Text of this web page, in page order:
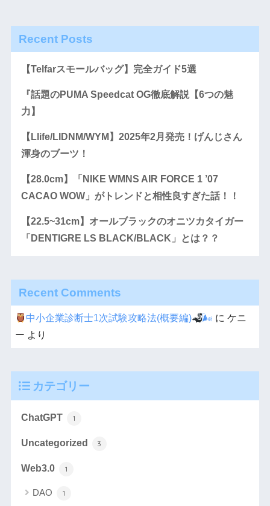
Recent Posts
【Telfarスモールバッグ】完全ガイド5選
『話題のPUMA Speedcat OG徹底解説【6つの魅
力】
【Llife/LIDNM/WYM】2025年2月発売！げんじさん
渾身のブーツ！
【28.0cm】「NIKE WMNS AIR FORCE 1 ’07
CACAO WOW」がトレンドと相性良すぎた話！！
【22.5~31cm】オールブラックのオニツカタイガー
「DENTIGRE LS BLACK/BLACK」とは？？
Recent Comments
中小企業診断士1次試験攻略法(概要編) 🌬 に ケニ
ー より
カテゴリー
ChatGPT 1
Uncategorized 3
Web3.0 1
DAO 1